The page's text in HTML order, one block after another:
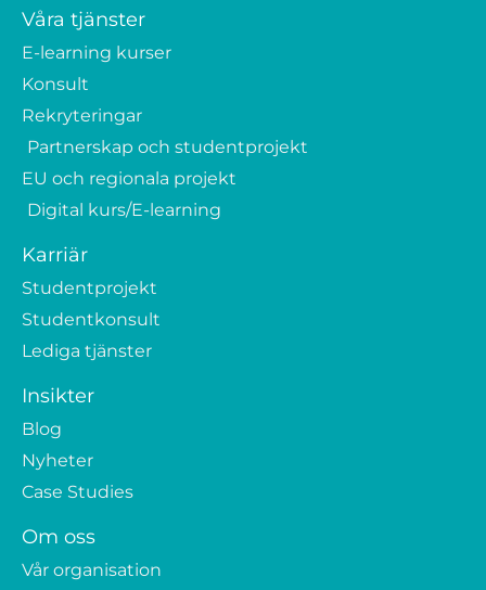
Våra tjänster
E-learning kurser
Konsult
Rekryteringar
Partnerskap och studentprojekt
EU och regionala projekt
Digital kurs/E-learning
Karriär
Studentprojekt
Studentkonsult
Lediga tjänster
Insikter
Blog
Nyheter
Case Studies
Om oss
Vår organisation